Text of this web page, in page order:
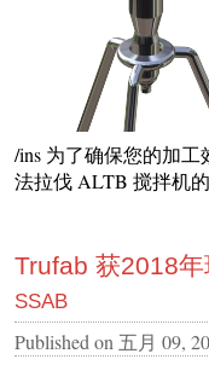
/ins 为了确保您的加
法拉伐 ALTB 搅拌机的
Trufab 获2018
SSAB
Published on 五月 09,